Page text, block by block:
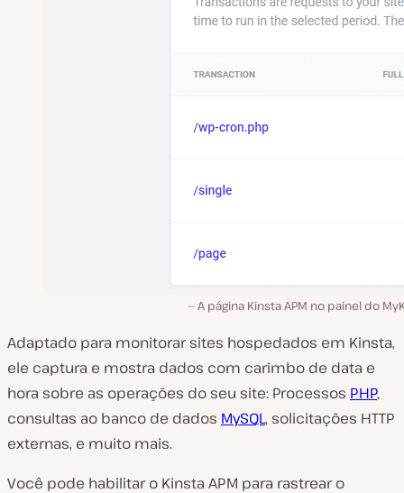
A página Kinsta APM no painel do
Adaptado para monitorar sites hospedados em Kinsta,
ele captura e mostra dados com carimbo de data e
hora sobre as operações do seu site: Processos PHP,
consultas ao banco de dados MySQL, solicitações HTTP
externas, e muito mais.
Você pode habilitar o Kinsta APM para rastrear o